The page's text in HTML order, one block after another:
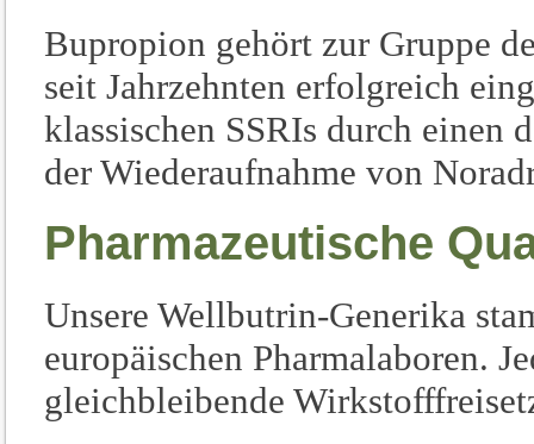
Bupropion gehört zur Gruppe
seit Jahrzehnten erfolgreich
klassischen SSRIs durch einen
der Wiederaufnahme von
Pharmazeutische
Unsere Wellbutrin-Generika
europäischen Pharmalaboren.
gleichbleibende